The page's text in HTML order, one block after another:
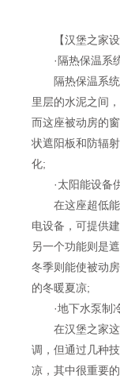
【汉堡之家设
·隔热保温系
隔热保温系统
里层的水泥之间
而这座被动房的
状遮阳板和防辐
化;
·太阳能设备
在这座超低能
电设备，可提供
另一个功能则是
冬季则能使被动
的冬暖夏凉;
·地下水泵制
在汉堡之家这
调，但通过几种
凉，其中很重要